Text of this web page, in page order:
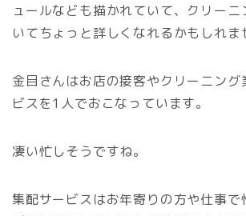
ュールなども描かれていて、クリーニ
いてちょっと詳しくなれるかもしれま
金目さんはお店の接客やクリーニング
ビスを1人でおこなっています。
凄い忙しそうですね。
集配サービスはお年寄りの方や仕事で